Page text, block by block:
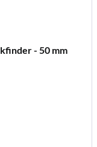
- 50 mm